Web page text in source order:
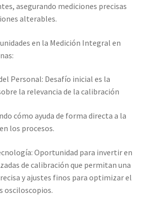
asegurando mediciones precisas
alterables.
en la Medición Integral en
Personal: Desafío inicial es la
la relevancia de la calibración
cómo ayuda de forma directa a la
los procesos.
Oportunidad para invertir en
de calibración que permitan una
y ajustes finos para optimizar el
osciloscopios.